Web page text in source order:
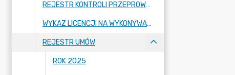
REJESTR KONTROLI PRZEPROWADZONYCH PRZEZ KOMISJĘ REWIZYJNĄ
WYKAZ LICENCJI NA WYKONYWANIE KRAJOWEGO TRANSPORTU DROGOWEGO W ZAKRESIE PRZEWOZU OSÓB TAKSÓWKĄ NA TERENIE GMINY KLESZCZEWO
REJESTR UMÓW
ROK 2025